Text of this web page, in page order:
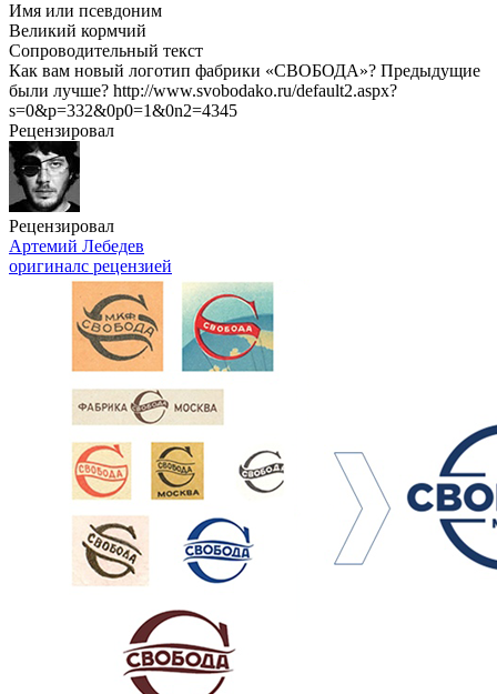
Имя или псевдоним
Великий кормчий
Сопроводительный текст
Как вам новый логотип фабрики «СВОБОДА»? Предыдущие
были лучше? http://www.svobodako.ru/default2.aspx?
s=0&p=332&0p0=1&0n2=4345
Рецензировал
Рецензировал
Артемий Лебедев
оригиналс рецензией